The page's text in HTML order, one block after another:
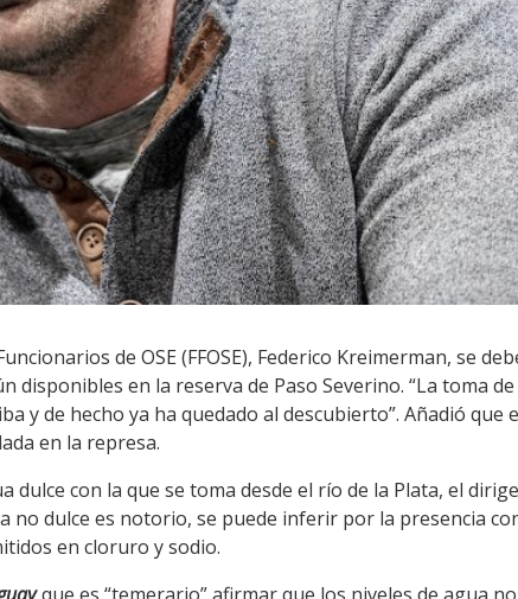
de OSE (FFOSE), Federico Kreimerman, se
disponibles en la reserva de Paso Severino. “La toma
y de hecho ya ha quedado al descubierto”. Añadió que
en la represa.
dulce con la que se toma desde el río de la Plata, el
no dulce es notorio, se puede inferir por la presencia
en cloruro y sodio.